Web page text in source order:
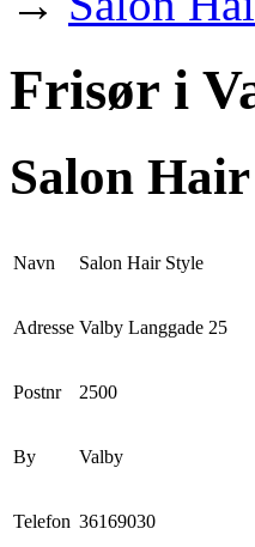
Frisør i
Salon
Navn Salon Hair Style
Adresse Valby Langgade 25
Postnr 2500
By Valby
Telefon 36169030